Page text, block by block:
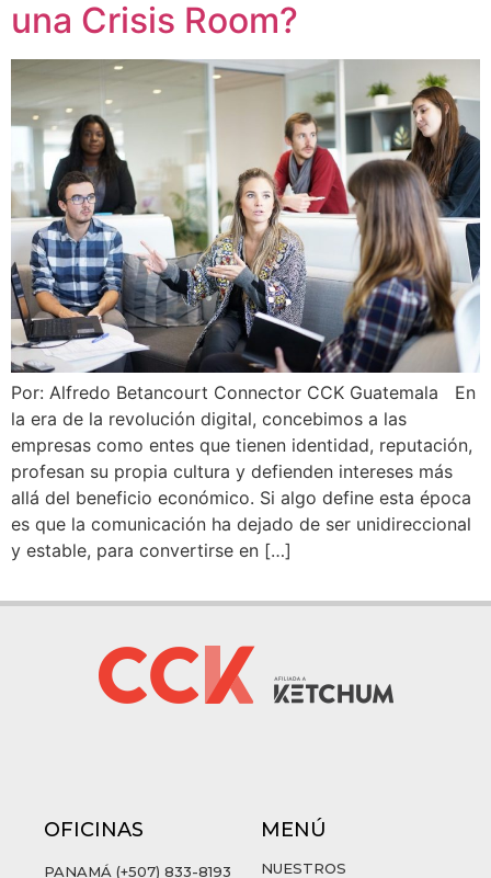
una Crisis Room?
Por: Alfredo Betancourt Connector CCK Guatemala En
la era de la revolución digital, concebimos a las
empresas como entes que tienen identidad, reputación,
profesan su propia cultura y defienden intereses más
allá del beneficio económico. Si algo define esta época
es que la comunicación ha dejado de ser unidireccional
y estable, para convertirse en […]
OFICINAS
PANAMÁ (+507) 833-8193
MENÚ
NUESTROS